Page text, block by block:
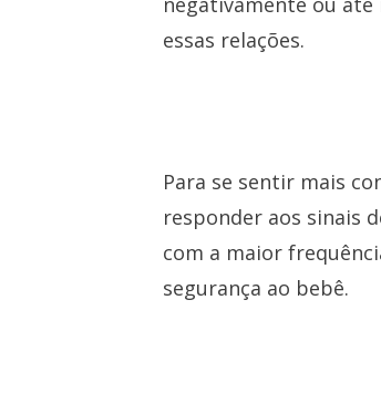
essas relações.
Para se sentir mais
responder aos sinais
com a maior
segurança ao bebê.